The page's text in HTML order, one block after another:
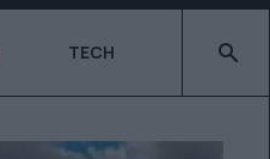
TECH Type